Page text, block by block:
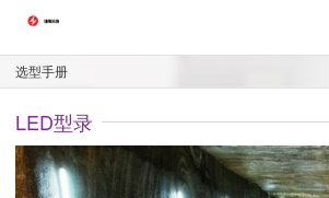
选型手册
LED型录